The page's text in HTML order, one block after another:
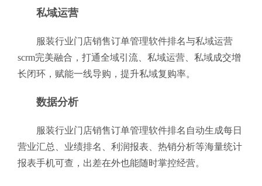
私域运营
服装行业门店销售订单管理软件排名与私域运营
scrm完美融合，打通全域引流、私域运营、私域成交增
长闭环，赋能一线导购，提升私域复购率。
数据分析
服装行业门店销售订单管理软件排名自动生成每日
营业汇总、业绩排名、利润报表、热销分析等海量统计
报表手机可查，出差在外也能随时掌控经营。